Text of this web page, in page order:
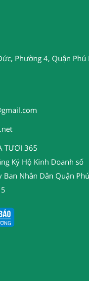
Phường 4, Quận Phú
TƯƠI 365
Ký Hộ Kinh Doanh số
Nhân Dân Quận